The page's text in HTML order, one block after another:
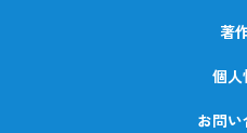
著
個人
お問